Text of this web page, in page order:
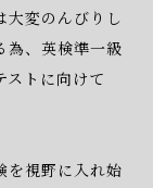
大変のんびりし
為、英検準一級
ストに向けて
を視野に入れ始